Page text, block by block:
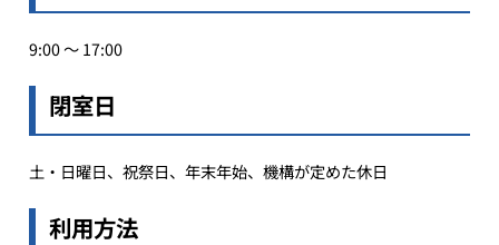
9:00 〜 17:00
閉室日
土・日曜日、祝祭日、年末年始、機構が定めた休日
利用方法